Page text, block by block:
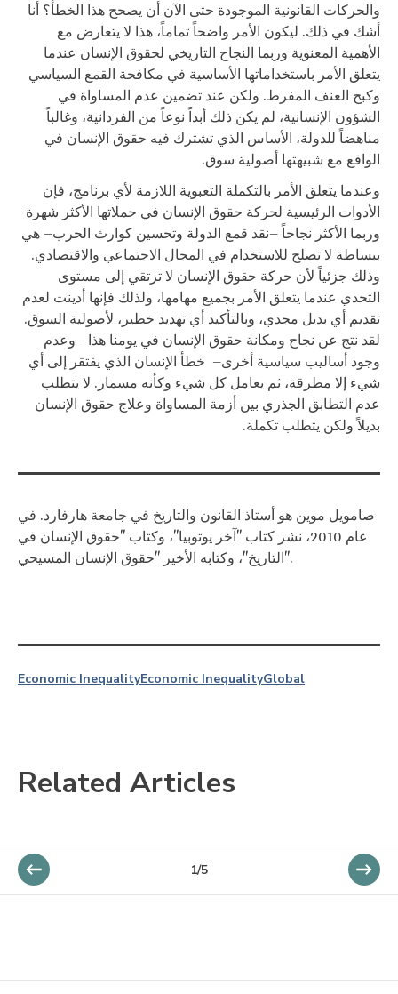
والحركات القانونية الموجودة حتى الآن أن يصحح هذا الخطأ؟ أنا
أشك في ذلك. ليكون الأمر واضحاً تماماً، هذا لا يتعارض مع
الأهمية المعنوية وربما النجاح التاريخي لحقوق الإنسان عندما
يتعلق الأمر باستخداماتها الأساسية في مكافحة القمع السياسي
وكبح العنف المفرط. ولكن عند تضمين عدم المساواة في
الشؤون الإنسانية، لم يكن ذلك أبداً نوعاً من الفردانية، وغالباً
مناهضاً للدولة، الأساس الذي تشترك فيه حقوق الإنسان في
الواقع مع شبيهتها أصولية سوق.
وعندما يتعلق الأمر بالتكملة التعبوية اللازمة لأي برنامج، فإن
الأدوات الرئيسية لحركة حقوق الإنسان في حملاتها الأكثر شهرة
وربما الأكثر نجاحاً –نقد قمع الدولة وتحسين كوارث الحرب– هي
ببساطة لا تصلح للاستخدام في المجال الاجتماعي والاقتصادي.
وذلك جزئياً لأن حركة حقوق الإنسان لا ترتقي إلى مستوى
التحدي عندما يتعلق الأمر بجميع مهامها، ولذلك فإنها أدينت لعدم
تقديم أي بديل مجدي، وبالتأكيد أي تهديد خطير، لأصولية السوق.
لقد نتج عن نجاح ومكانة حقوق الإنسان في يومنا هذا –وعدم
وجود أساليب سياسية أخرى– خطأ الإنسان الذي يفتقر إلى أي
شيء إلا مطرقة، ثم يعامل كل شيء وكأنه مسمار. لا يتطلب
عدم التطابق الجذري بين أزمة المساواة وعلاج حقوق الإنسان
بديلاً ولكن يتطلب تكملة.
صامويل موين هو أستاذ القانون والتاريخ في جامعة هارفارد. في
عام 2010، نشر كتاب "آخر يوتوبيا"، وكتاب "حقوق الإنسان في
التاريخ"، وكتابه الأخير "حقوق الإنسان المسيحي".
Economic InequalityEconomic InequalityGlobal
Related Articles
1/5